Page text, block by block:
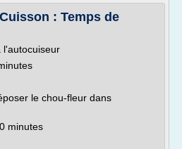
: Temps de
l'autocuiseur
le chou-fleur dans
minutes